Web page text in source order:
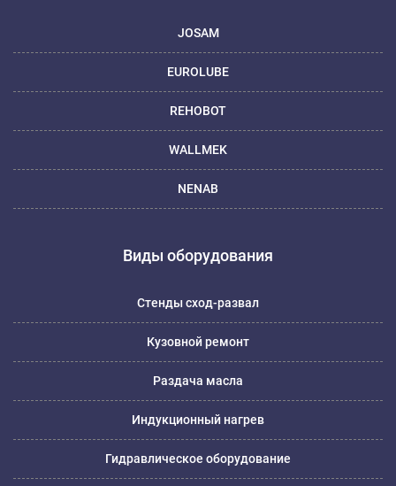
JOSAM
EUROLUBE
REHOBOT
WALLMEK
NENAB
Виды оборудования
Стенды сход-развал
Кузовной ремонт
Раздача масла
Индукционный нагрев
Гидравлическое оборудование